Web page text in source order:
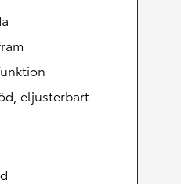
eljusterbart